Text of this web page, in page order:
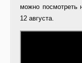
можно посмотреть
12 августа.